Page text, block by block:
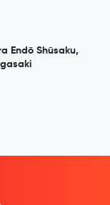
Endō Shūsaku,